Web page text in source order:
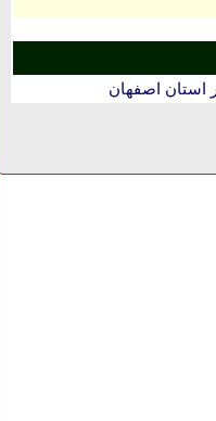
استان اصفهان